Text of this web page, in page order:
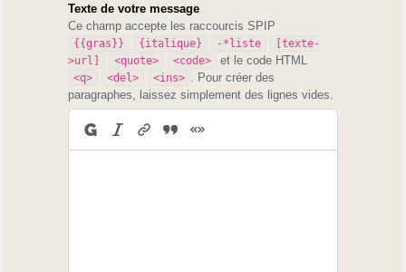
Texte de votre message
Ce champ accepte les raccourcis SPIP
{{gras}} {italique} -*liste
[texte-
>url]
<quote> <code> et le code HTML
<q> <del> <ins>
. Pour créer des
paragraphes, laissez simplement des lignes vides.